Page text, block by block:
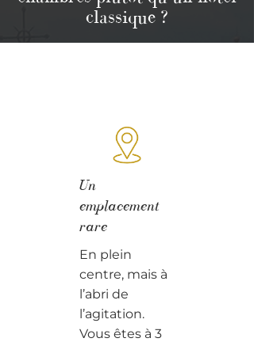
classique ?
Un
emplacement
rare
En plein
centre, mais à
l’abri de
l’agitation.
Vous êtes à 3